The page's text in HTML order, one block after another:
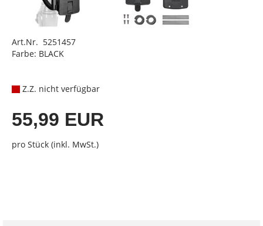
Art.Nr. 5251457
Farbe: BLACK
Z.Z. nicht verfügbar
55,99 EUR
pro Stück (inkl. MwSt.)